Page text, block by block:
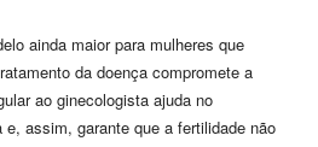
ainda maior para mulheres que
da doença compromete a
ao ginecologista ajuda no
assim, garante que a fertilidade não